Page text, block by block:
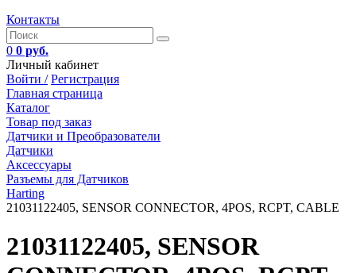
Контакты
0 0 руб.
Личный кабинет
Войти / Регистрация
Главная страница
Каталог
Товар под заказ
Датчики и Преобразователи
Датчики
Аксессуары
Разъемы для Датчиков
Harting
21031122405, SENSOR CONNECTOR, 4POS, RCPT, CABLE
21031122405, SENSOR